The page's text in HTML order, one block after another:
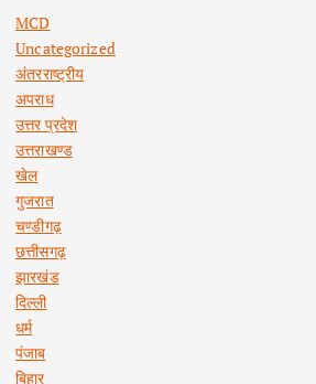
MCD
Uncategorized
अंतरराष्ट्रीय
अपराध
उत्तर प्रदेश
उत्तराखण्ड
खेल
गुजरात
चण्डीगढ़
छत्तीसगढ़
झारखंड
दिल्ली
धर्म
पंजाब
बिहार